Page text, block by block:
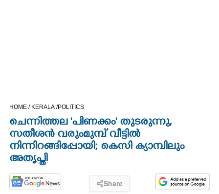
OPINION
HOME / KERALA /POLITICS
ചെന്നിത്തല 'പിണക്കം' തുടരുന്നു,
സതീശൻ വരുംമുമ്പ് വീട്ടിൽ
നിന്നിറങ്ങിപ്പോയി; കെസി ക്യാമ്പിലും
അതൃപ്തി
Share